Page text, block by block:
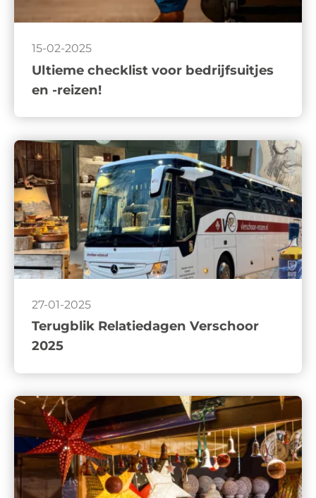
15-02-2025
Ultieme checklist voor bedrijfsuitjes
en -reizen!
27-01-2025
Terugblik Relatiedagen Verschoor
2025